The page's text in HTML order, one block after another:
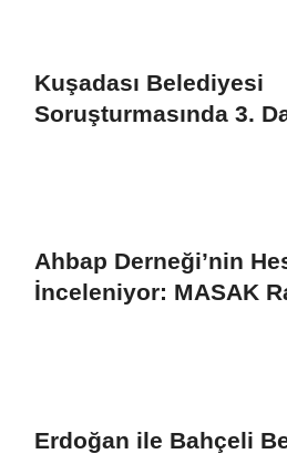
Kuşadası Belediyesi
Soruşturmasında 3.
Ahbap Derneği’nin
İnceleniyor: MASAK
Erdoğan ile Bahçeli